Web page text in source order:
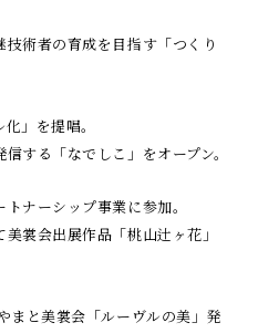
術者の育成を目指す「つくり
」を提唱。
する「なでしこ」をオープン。
トナーシップ事業に参加。
裳会出展作品「桃山辻ヶ花」
まと美裳会「ルーヴルの美」発